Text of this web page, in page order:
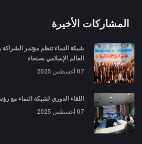
المشاركات الأخيرة
شبكة النماء تنظم مؤتمر الشراكة
العالم الإسلامي بصنعاء
07 أغسطس 2025
اللقاء الدوري لشبكة النماء مع
07 أغسطس 2025